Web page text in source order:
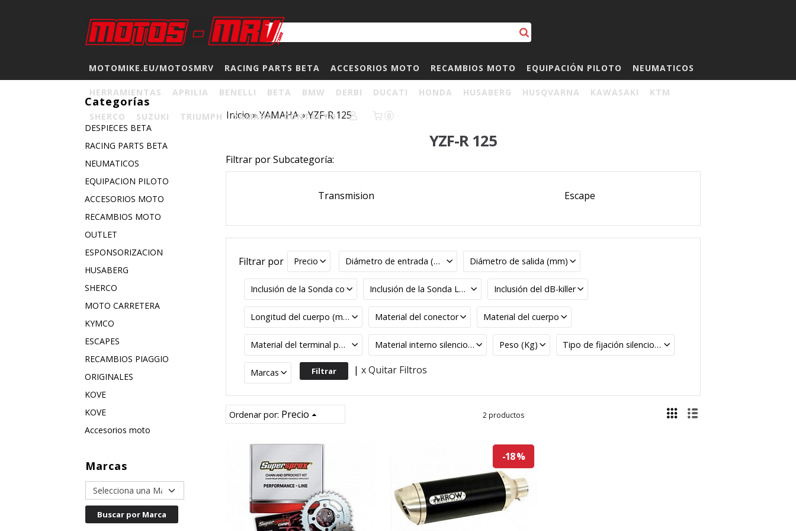
MOTOMIKE.EU/MOTOSMRV RACING PARTS BETA ACCESORIOS MOTO RECAMBIOS MOTO EQUIPACIÓN PILOTO NEUMATICOS
HERRAMIENTAS APRILIA BENELLI BETA BMW DERBI DUCATI HONDA HUSABERG HUSQVARNA KAWASAKI KTM
SHERCO SUZUKI TRIUMPH YAMAHA CONTACTO 0
Categorías
DESPIECES BETA
RACING PARTS BETA
NEUMATICOS
EQUIPACION PILOTO
ACCESORIOS MOTO
RECAMBIOS MOTO
OUTLET
ESPONSORIZACION
HUSABERG
SHERCO
MOTO CARRETERA
KYMCO
ESCAPES
RECAMBIOS PIAGGIO
ORIGINALES
KOVE
KOVE
Accesorios moto
Marcas
Inicio»YAMAHA»YZF-R 125
YZF-R 125
Filtrar por Subcategoría:
Transmision Escape
Filtrar por Precio Diámetro de entrada (mm) Diámetro de salida (mm)
Inclusión de la Sonda co Inclusión de la Sonda Lambda Inclusión del dB-killer
Longitud del cuerpo (mm) Material del conector Material del cuerpo
Material del terminal posterior Material interno silencioso Peso (Kg) Tipo de fijación silencioso
Marcas | x Quitar Filtros
Ordenar por: Precio 2 productos
-18 %